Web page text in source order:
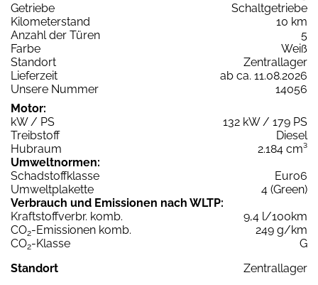
Getriebe
Schaltgetriebe
Kilometerstand
10 km
Anzahl der Türen
5
Farbe
Weiß
Standort
Zentrallager
Lieferzeit
ab ca. 11.08.2026
Unsere Nummer
14056
Motor:
kW / PS
132 kW / 179 PS
Treibstoff
Diesel
Hubraum
2.184 cm³
Umweltnormen:
Schadstoffklasse
Euro6
Umweltplakette
4 (Green)
Verbrauch und Emissionen nach WLTP:
Kraftstoffverbr. komb.
9,4 l/100km
CO2-Emissionen komb.
249 g/km
CO2-Klasse
G
Standort
Zentrallager